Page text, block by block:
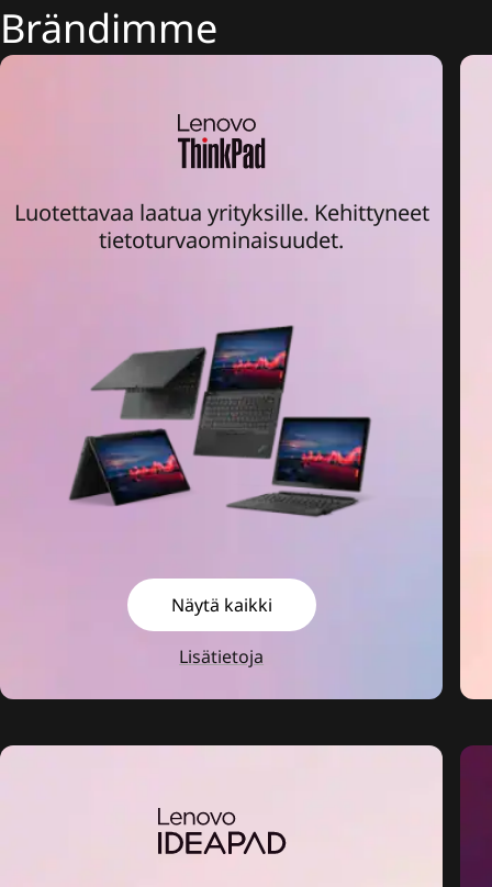
&
e
Brändimme
Luotettavaa laatua yrityksille. Kehittyneet
tietoturvaominaisuudet.
Näytä kaikki
Lisätietoja